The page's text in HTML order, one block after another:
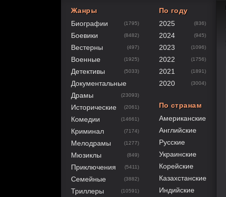
20
1 2 3 4
Жанры
Биографии
(1795)
Боевики (8482)
Вестерны (497)
Военные (1925)
Детективы (5033)
Документальные
Драмы
(23093)
Исторические (2061)
Комедии (14661)
Криминал (7174)
Мелодрамы (1277)
Мюзиклы (849)
Приключения (5411)
Семейные (3882)
Триллеры (10591)
По году
2025
(836)
2024 (945)
2023 (1096)
2022 (1756)
2021 (1891)
2020 (3004)
По странам
Американские
Английские
Русские
Украинские
Корейские
Казахстанские
Индийские